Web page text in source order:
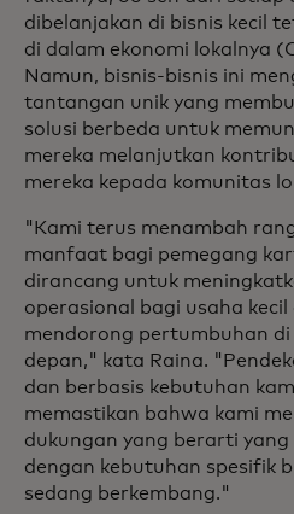
dibelanjakan di bisnis kecil
di dalam ekonomi lokalnya
Namun, bisnis-bisnis ini
tantangan unik yang
solusi berbeda untuk
mereka melanjutkan
mereka kepada komunitas
"Kami terus menambah
manfaat bagi pemegang
dirancang untuk
operasional bagi usaha kecil
mendorong pertumbuhan di
depan," kata Raina.
dan berbasis kebutuhan
memastikan bahwa kami
dukungan yang berarti yang
dengan kebutuhan spesifik
sedang berkembang."